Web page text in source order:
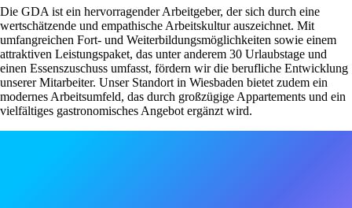
Die GDA ist ein hervorragender Arbeitgeber, der sich durch eine
wertschätzende und empathische Arbeitskultur auszeichnet. Mit
umfangreichen Fort- und Weiterbildungsmöglichkeiten sowie einem
attraktiven Leistungspaket, das unter anderem 30 Urlaubstage und
einen Essenszuschuss umfasst, fördern wir die berufliche Entwicklung
unserer Mitarbeiter. Unser Standort in Wiesbaden bietet zudem ein
modernes Arbeitsumfeld, das durch großzügige Appartements und ein
vielfältiges gastronomisches Angebot ergänzt wird.